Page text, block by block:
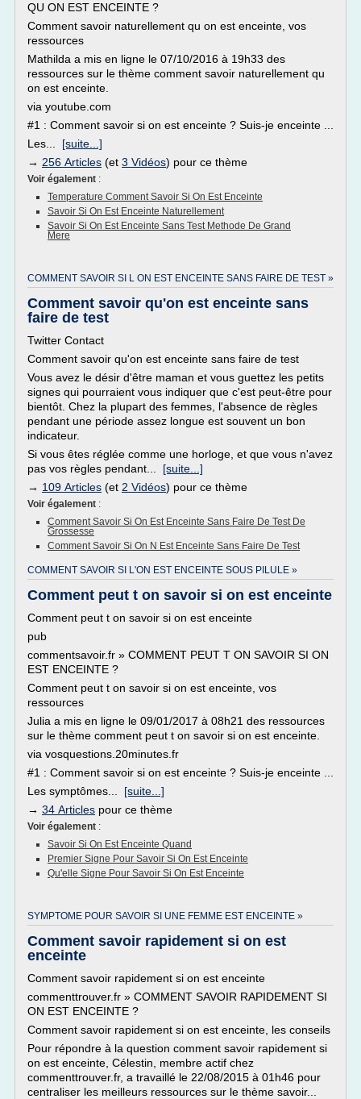
QU ON EST ENCEINTE ?
Comment savoir naturellement qu on est enceinte, vos
ressources
Mathilda a mis en ligne le 07/10/2016 à 19h33 des
ressources sur le thème comment savoir naturellement qu
on est enceinte.
via youtube.com
#1 : Comment savoir si on est enceinte ? Suis-je enceinte ...
Les... [suite...]
→ 256 Articles (et 3 Vidéos) pour ce thème
Voir également :
Temperature Comment Savoir Si On Est Enceinte
Savoir Si On Est Enceinte Naturellement
Savoir Si On Est Enceinte Sans Test Methode De Grand
Mere
COMMENT SAVOIR SI L ON EST ENCEINTE SANS FAIRE DE TEST »
Comment savoir qu'on est enceinte sans
faire de test
Twitter Contact
Comment savoir qu'on est enceinte sans faire de test
Vous avez le désir d'être maman et vous guettez les petits
signes qui pourraient vous indiquer que c'est peut-être pour
bientôt. Chez la plupart des femmes, l'absence de règles
pendant une période assez longue est souvent un bon
indicateur.
Si vous êtes réglée comme une horloge, et que vous n'avez
pas vos règles pendant... [suite...]
→ 109 Articles (et 2 Vidéos) pour ce thème
Voir également :
Comment Savoir Si On Est Enceinte Sans Faire De Test De
Grossesse
Comment Savoir Si On N Est Enceinte Sans Faire De Test
COMMENT SAVOIR SI L'ON EST ENCEINTE SOUS PILULE »
Comment peut t on savoir si on est enceinte
Comment peut t on savoir si on est enceinte
pub
commentsavoir.fr » COMMENT PEUT T ON SAVOIR SI ON
EST ENCEINTE ?
Comment peut t on savoir si on est enceinte, vos
ressources
Julia a mis en ligne le 09/01/2017 à 08h21 des ressources
sur le thème comment peut t on savoir si on est enceinte.
via vosquestions.20minutes.fr
#1 : Comment savoir si on est enceinte ? Suis-je enceinte ...
Les symptômes... [suite...]
→ 34 Articles pour ce thème
Voir également :
Savoir Si On Est Enceinte Quand
Premier Signe Pour Savoir Si On Est Enceinte
Qu'elle Signe Pour Savoir Si On Est Enceinte
SYMPTOME POUR SAVOIR SI UNE FEMME EST ENCEINTE »
Comment savoir rapidement si on est
enceinte
Comment savoir rapidement si on est enceinte
commenttrouver.fr » COMMENT SAVOIR RAPIDEMENT SI
ON EST ENCEINTE ?
Comment savoir rapidement si on est enceinte, les conseils
Pour répondre à la question comment savoir rapidement si
on est enceinte, Célestin, membre actif chez
commenttrouver.fr, a travaillé le 22/08/2015 à 01h46 pour
centraliser les meilleurs ressources sur le thème savoir...